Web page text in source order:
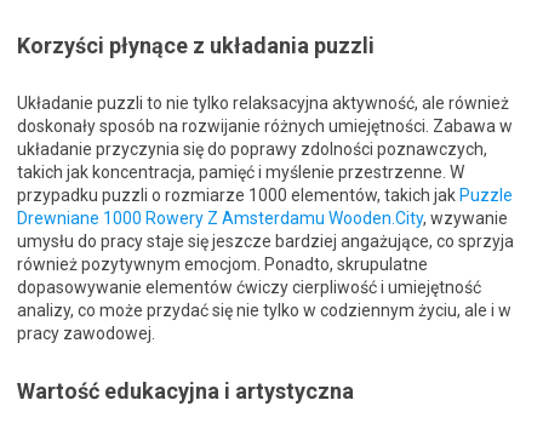
Korzyści płynące z układania puzzli
Układanie puzzli to nie tylko relaksacyjna aktywność, ale również
doskonały sposób na rozwijanie różnych umiejętności. Zabawa w
układanie przyczynia się do poprawy zdolności poznawczych,
takich jak koncentracja, pamięć i myślenie przestrzenne. W
przypadku puzzli o rozmiarze 1000 elementów, takich jak Puzzle
Drewniane 1000 Rowery Z Amsterdamu Wooden.City, wzywanie
umysłu do pracy staje się jeszcze bardziej angażujące, co sprzyja
również pozytywnym emocjom. Ponadto, skrupulatne
dopasowywanie elementów ćwiczy cierpliwość i umiejętność
analizy, co może przydać się nie tylko w codziennym życiu, ale i w
pracy zawodowej.
Wartość edukacyjna i artystyczna